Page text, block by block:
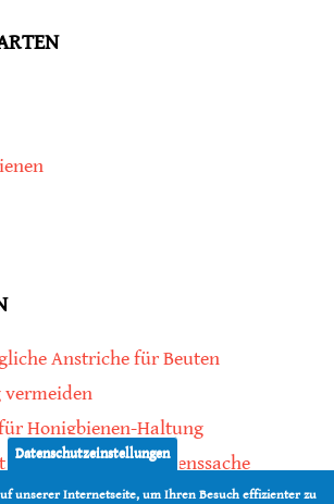
Anstriche für Beuten
vermeiden
Honigbienen-Haltung
ist Vertrauenssache
Datenschutzeinstellungen
unserer Internetseite, um Ihren Besuch effizienter zu